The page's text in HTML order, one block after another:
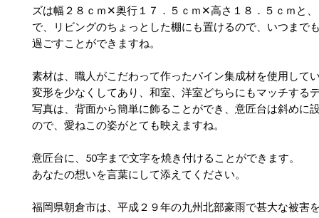
ズは幅２８ｃｍ✕奥行１７．５ｃｍ✕高さ１８．５ｃｍと
で、リビングのちょっとした棚にも置けるので、いつまで
過ごすことができますね。
素材は、職人がこだわって作ったパイン集成材を使用して
変形を少なくしてあり、和室、洋室どちらにもマッチする
写真は、背面から簡単に飾ることができ、意匠台は斜めに
ので、愛ねこの姿がとても映えますね。
意匠台に、50字まで文字を焼き付けることができます。
あなたの想いを言葉にして添えてください。
福岡県朝倉市は、平成２９年の九州北部豪雨で甚大な被害